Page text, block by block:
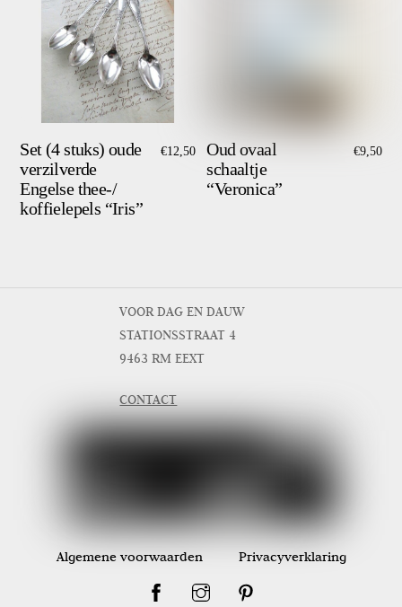
Set (4 stuks) oude
verzilverde
Engelse thee-/
koffielepels “Iris”
€12,50
Oud ovaal
schaaltje
“Veronica”
€9,50
VOOR DAG EN DAUW
STATIONSSTRAAT 4
9463 RM EEXT
CONTACT
Algemene voorwaarden Privacyverklaring